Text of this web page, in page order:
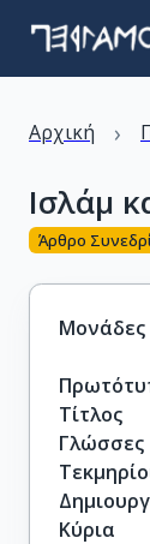
Αρχική ›
Ισλάμ
Άρθρο
Μονάδες
Τίτλος
Γλώσσες
Κύρια